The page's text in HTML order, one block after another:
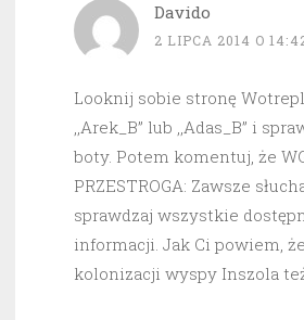
Davido
2 LIPCA 2014 O
Looknij sobie stronę
,,Arek_B” lub ,,Adas_B” i
boty. Potem komentuj, że
PRZESTROGA: Zawsze
sprawdzaj wszystkie
informacji. Jak Ci powiem,
kolonizacji wyspy Inszola